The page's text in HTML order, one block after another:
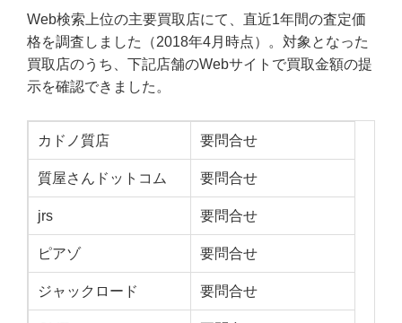
Web検索上位の主要買取店にて、直近1年間の査定価
格を調査しました（2018年4月時点）。対象となった
買取店のうち、下記店舗のWebサイトで買取金額の提
示を確認できました。
カドノ質店 要問合せ
質屋さんドットコム 要問合せ
jrs 要問合せ
ピアゾ 要問合せ
ジャックロード 要問合せ